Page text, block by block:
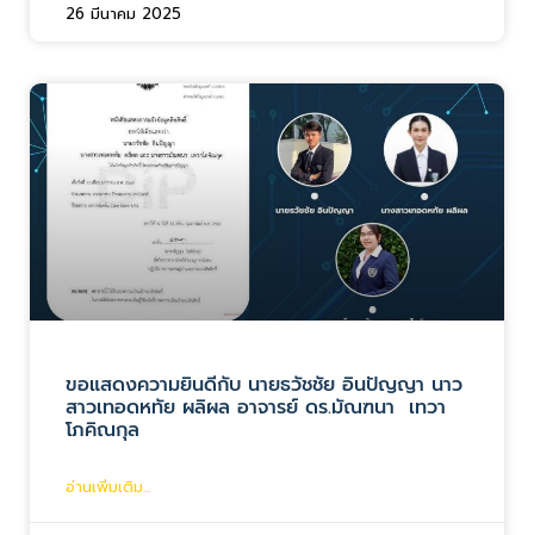
26 มีนาคม 2025
ขอแสดงความยินดีกับ นายธวัชชัย อินปัญญา นาว
สาวเทอดหทัย ผลิผล อาจารย์ ดร.มัณฑนา เทวา
โภคิณกุล
อ่านเพิ่มเติม...